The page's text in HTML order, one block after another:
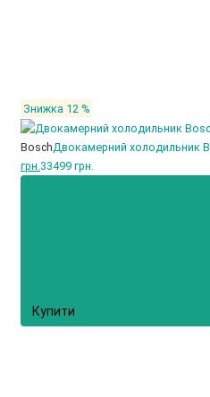
Знижка 12 %
BoschДвокамерний холодильник
грн.33499 грн.
Купити